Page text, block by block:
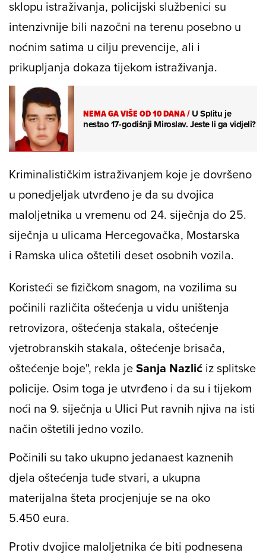
sklopu istraživanja, policijski službenici su
intenzivnije bili nazočni na terenu posebno u
noćnim satima u cilju prevencije, ali i
prikupljanja dokaza tijekom istraživanja.
NEMA GA VIŠE OD 10 DANA/U Splitu je
nestao 17-godišnji Miroslav. Jeste li ga vidjeli?
Kriminalističkim istraživanjem koje je dovršeno
u ponedjeljak utvrđeno je da su dvojica
maloljetnika u vremenu od 24. siječnja do 25.
siječnja u ulicama Hercegovačka, Mostarska
i Ramska ulica oštetili deset osobnih vozila.
Koristeći se fizičkom snagom, na vozilima su
počinili različita oštećenja u vidu uništenja
retrovizora, oštećenja stakala, oštećenje
vjetrobranskih stakala, oštećenje brisača,
oštećenje boje", rekla jeSanja Nazlić iz splitske
policije. Osim toga je utvrđeno i da su i tijekom
noći na 9. siječnja u Ulici Put ravnih njiva na isti
način oštetili jedno vozilo.
Počinili su tako ukupno jedanaest kaznenih
djela oštećenja tuđe stvari, a ukupna
materijalna šteta procjenjuje se na oko
5.450 eura.
Protiv dvojice maloljetnika će biti podnesena